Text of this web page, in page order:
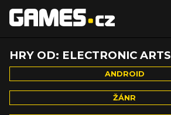
HRY OD: ELECTRONIC ARTS
ANDROID
ŽÁNR